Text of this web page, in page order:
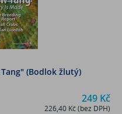
Tang" (Bodlok žlutý)
249 Kč
226,40 Kč (bez DPH)